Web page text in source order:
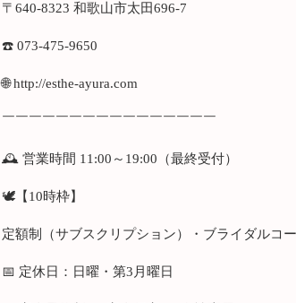
〒640-8323 和歌山市太田696-7
☎️ 073-475-9650
🌐 http://esthe-ayura.com
￣￣￣￣￣￣￣￣￣￣￣￣￣￣￣￣
🕰 営業時間 11:00～19:00（最終受付）
🕊【10時枠】
定額制（サブスクリプション）・ブライダルコ
📅 定休日：日曜・第3月曜日